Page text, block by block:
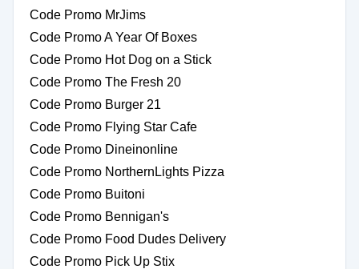
Code Promo MrJims
Code Promo A Year Of Boxes
Code Promo Hot Dog on a Stick
Code Promo The Fresh 20
Code Promo Burger 21
Code Promo Flying Star Cafe
Code Promo Dineinonline
Code Promo NorthernLights Pizza
Code Promo Buitoni
Code Promo Bennigan's
Code Promo Food Dudes Delivery
Code Promo Pick Up Stix